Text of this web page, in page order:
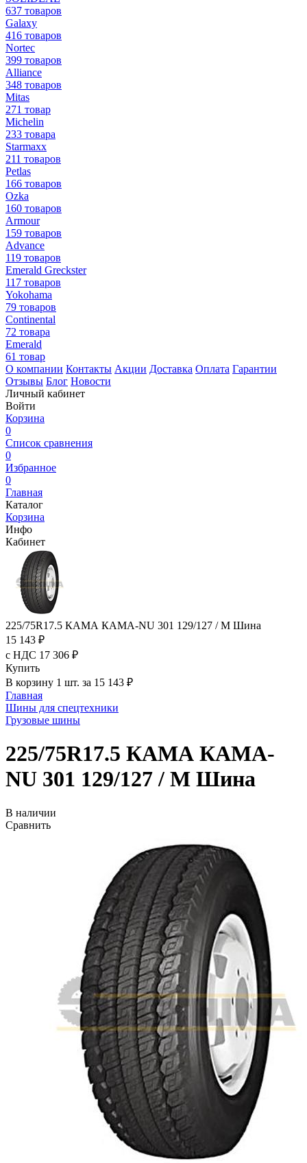
637 товаров
Galaxy
416 товаров
Nortec
399 товаров
Alliance
348 товаров
Mitas
271 товар
Michelin
233 товара
Starmaxx
211 товаров
Petlas
166 товаров
Ozka
160 товаров
Armour
159 товаров
Advance
119 товаров
Emerald Greckster
117 товаров
Yokohama
79 товаров
Continental
72 товара
Emerald
61 товар
О компании Контакты Акции Доставка Оплата Гарантии
Отзывы Блог Новости
Личный кабинет
Войти
Корзина
0
Список сравнения
0
Избранное
0
Главная
Каталог
Корзина
Инфо
Кабинет
225/75R17.5 КАМА КАМА-NU 301 129/127 / M Шина
15 143 ₽
с НДС 17 306 ₽
Купить
В корзину 1 шт. за 15 143 ₽
Главная
Шины для спецтехники
Грузовые шины
225/75R17.5 КАМА КАМА-
NU 301 129/127 / M Шина
В наличии
Сравнить